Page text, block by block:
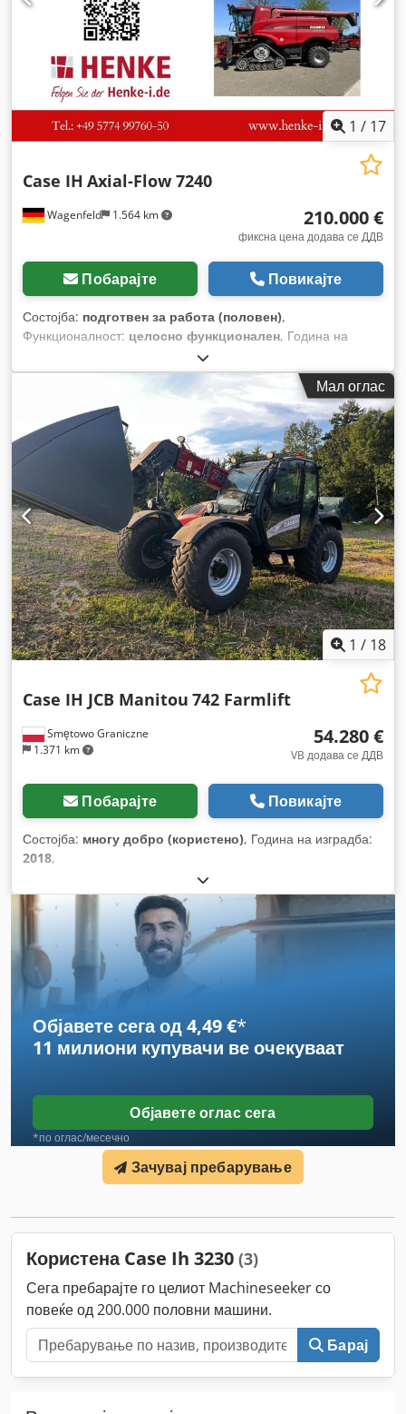
1 / 17
Wagenfeld 1.564 km
Case IH Axial-Flow 7240
210.000 €
фиксна цена додава се ДДВ
Побарајте Повикајте
Состојба: подготвен за работа (половен),
Функционалност: целосно функционален, Година на
, работни часови:
(497,62 коњски сили), тип на гориво:дизел, максимална
, прва регистрација:
, следен
преглед (TÜV):07/2026 , димензија на задна гума:500/85
R24, број на машина/возило:YHG233775, Опрема:кабина,
клима уред, косачка за силовина, осветлување,
приклучок за приколка,
Мал оглас
1 / 18
Smętowo Graniczne
1.371 km
Case IH JCB Manitou 742 Farmlift
54.280 €
VB додава се ДДВ
Побарајте Повикајте
Состојба: многу добро (користено), Година на изградба:
2018,
Објавете сега од 4,49 €*
11 милиони купувачи ве очекуваат
Објавете оглас сега
*по оглас/месечно
Зачувај пребарување
Користена Case Ih 3230 (3)
Сега пребарајте го целиот Machineseeker со
повеќе од 200.000 половни машини.
Барај